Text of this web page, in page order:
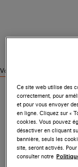
Voir des produits similaires
Ce site web utilise des
correctement, pour
et pour vous envoyer
en ligne. Cliquez sur «
cookies. Vous pouvez
désactiver en cliquant
bannière, seuls les
site, seront activés.
consulter notre